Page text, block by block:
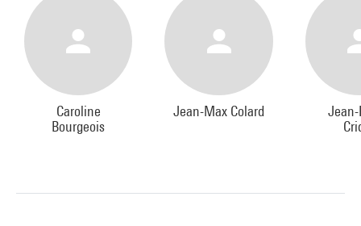
Caroline
Bourgeois
Jean-Max Colard